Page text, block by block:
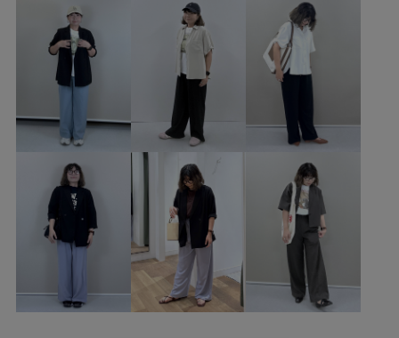
26SS10r 26SS20 26SS20dp
26SS_ジョーゼット 26SS_夏のお仕事ブラウス
blouse_pickup こなれ感 ちゃんとプラスかわいい保証
オフィス オフィスカジュアル カジュアル
コーディネートのアクセント サンダル
スッキリ デニムスタイル トレンド トレンド感
メッシュ メッシュ素材 リラックススタイル
ワンピース 上品 便利なポケット
大容量 快適 快適なはき心地 抜け感 接触冷感